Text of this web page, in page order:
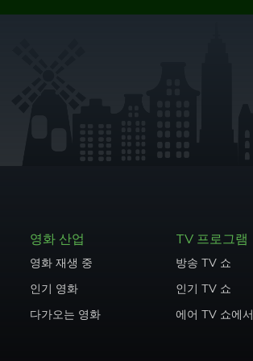
영화 산업
영화 재생 중
인기 영화
다가오는 영화
TV 프로그램
방송 TV 쇼
인기 TV 쇼
에어 TV 쇼에서